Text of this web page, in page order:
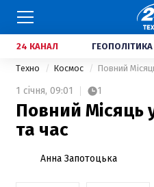
24 КАНАЛ ГЕОПОЛІТИКА
Техно Космос Повний
1 січня, 09:01 1
Повний Місяць
та час
Анна Запотоцька